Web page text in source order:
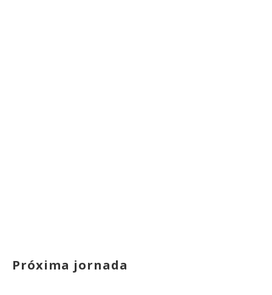
Próxima jornada